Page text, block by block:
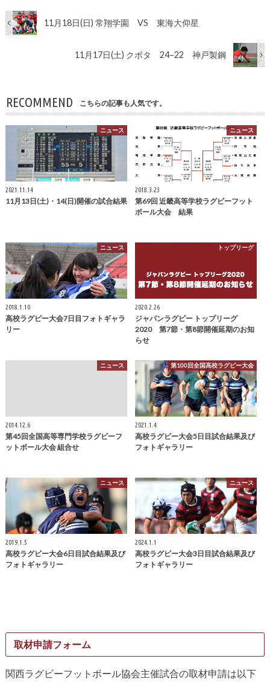
11月18日(日) 常翔学園 VS 東海大仰星
11月17日(土) クボタ 24−22 神戸製鋼
RECOMMEND こちらの記事も人気です。
ニュース
2021.11.14
11月13日(土)・14(日)開催の試合結果
ニュース
2018.3.23
第69回 近畿高等学校ラグビーフット
ボール大会 結果
ニュース
2018.1.10
高校ラグビー大会7日目フォトギャラ
リー
トップリーグ
2020.2.26
ジャパンラグビー トップリーグ
2020 第7節・第8節開催延期のお知
らせ
ニュース
2014.12.6
第45回全国高等専門学校ラグビーフ
ットボール大会 組合せ
第100回全国高校ラグビー大会
2021.1.4
高校ラグビー大会5日目試合結果及び
フォトギャラリー
ニュース
2019.1.5
高校ラグビー大会6日目試合結果及び
フォトギャラリー
ニュース
2024.1.1
高校ラグビー大会3日目試合結果及び
フォトギャラリー
取材申請フォーム
関西ラグビーフットボール協会主催試合の取材申請は以下